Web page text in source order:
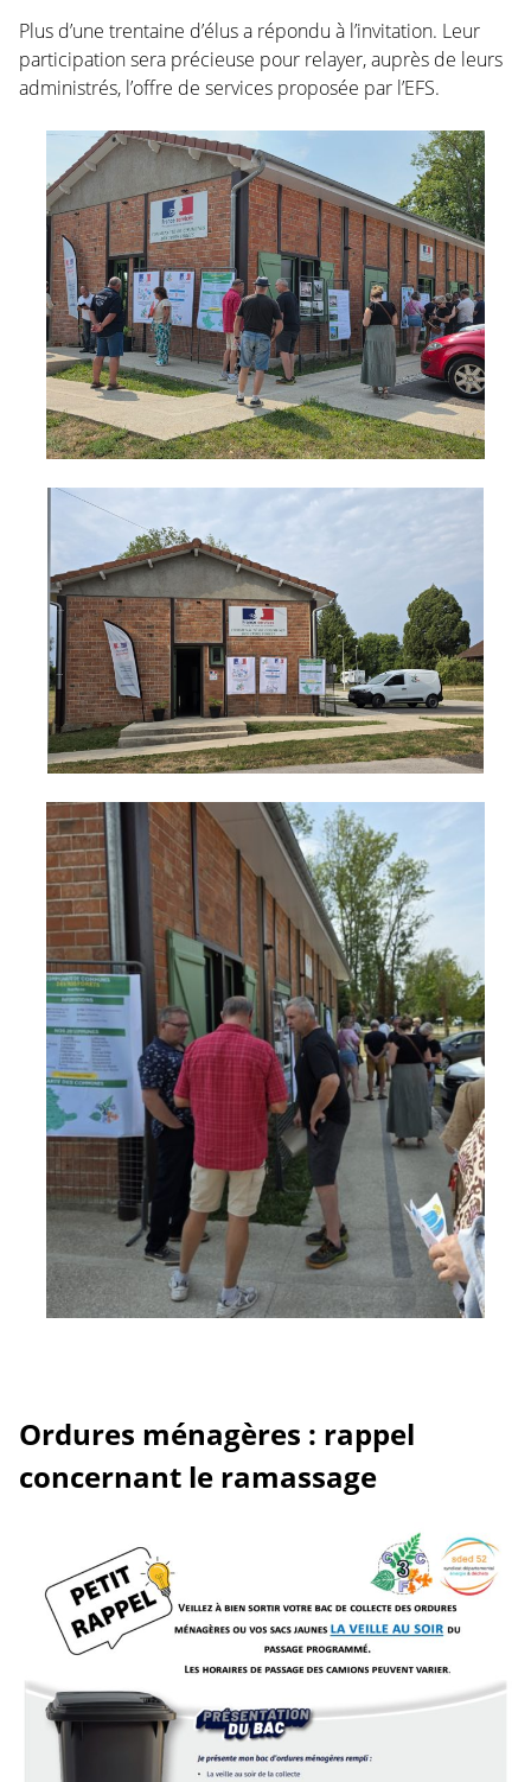
Plus d’une trentaine d’élus a répondu à l’invitation. Leur
participation sera précieuse pour relayer, auprès de leurs
administrés, l’offre de services proposée par l’EFS.
Ordures ménagères : rappel
concernant le ramassage